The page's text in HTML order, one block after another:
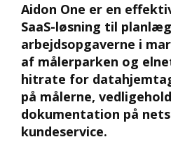
Aidon One er en
SaaS-løsning til
arbejdsopgaverne i
af målerparken og
hitrate for
på målerne,
dokumentation på
kundeservice.